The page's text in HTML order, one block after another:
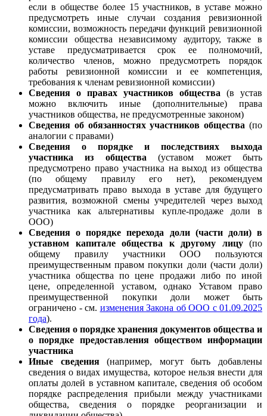
если в обществе более 15 участников, в уставе можно
предусмотреть иные случаи создания ревизионной
комиссии, возможность передачи функций ревизионной
комиссии общества независимому аудитору, также в
уставе предусматривается срок ее полномочий,
количество членов, можно предусмотреть порядок
работы ревизионной комиссии и ее компетенция,
требования к членам ревизионной комиссии)
Сведения о правах участников общества (в устав
можно включить иные (дополнительные) права
участников общества, не предусмотренные законом)
Сведения об обязанностях участников общества (по
аналогии с правами)
Сведения о порядке и последствиях выхода
участника из общества(уставом может быть
предусмотрено право участника на выход из общества
(по общему правилу его нет), рекомендуем
предусматривать право выхода в уставе для будущего
развития, возможной смены учредителей через выход
участника как альтернативы купле-продаже доли в
ООО)
Сведения о порядке перехода доли (части доли) в
уставном капитале общества к другому лицу (по
общему правилу участники ООО пользуются
преимущественным правом покупки доли (части доли)
участника общества по цене продажи либо по иной
цене, определенной уставом, однако Уставом право
преимущественной покупки доли может быть
ограничено - см. изменения Закона об ООО с 01.09.2025
года).
Сведения о порядке хранения документов общества и
о порядке предоставления обществом информации
участника
Иные сведения(например, могут быть добавлены
сведения о видах имущества, которое нельзя внести для
оплаты долей в уставном капитале, сведения об особом
порядке распределения прибыли между участниками
общества, сведения о порядке реорганизации и